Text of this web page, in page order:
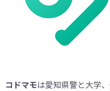
コドマモは愛知県警と大学